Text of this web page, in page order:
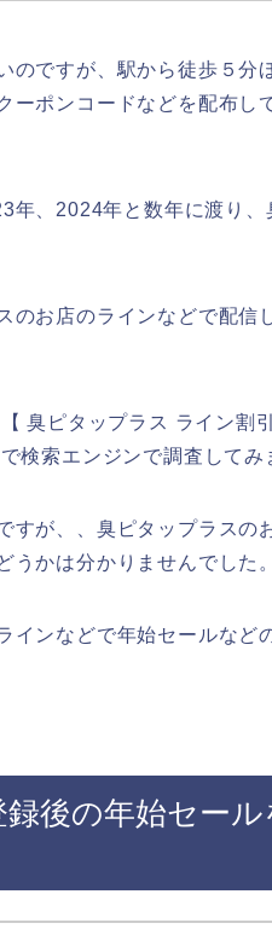
のですが、駅から徒歩５分
ーポンコードなどを配布し
、2024年と数年に渡り、
のお店のラインなどで配信
臭ピタップラス ライン割
検索エンジンで調査してみ
すが、、臭ピタップラスの
うかは分かりませんでした。
インなどで年始セールなど
後の年始セー